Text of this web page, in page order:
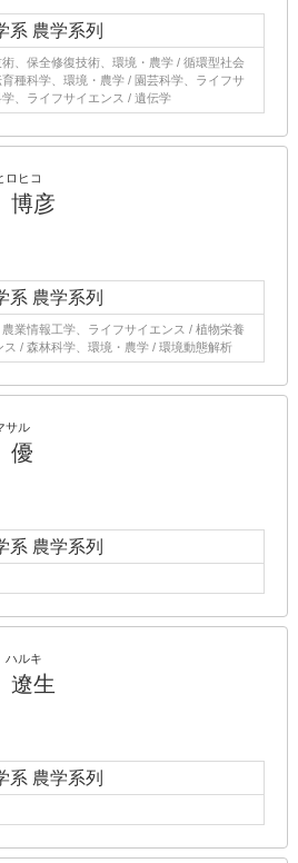
系 農学系列
、保全修復技術、環境・農学 / 循環型社会
種科学、環境・農学 / 園芸科学、ライフサ
、ライフサイエンス / 遺伝学
ヒコ
彦
系 農学系列
業情報工学、ライフサイエンス / 植物栄養
/ 森林科学、環境・農学 / 環境動態解析
サル
優
系 農学系列
ルキ
生
系 農学系列